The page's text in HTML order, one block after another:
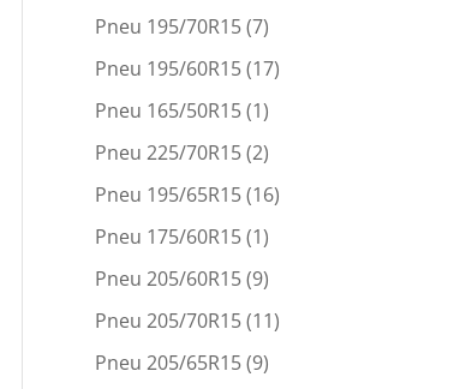
Pneu 195/70R15(7)
Pneu 195/60R15(17)
Pneu 165/50R15(1)
Pneu 225/70R15(2)
Pneu 195/65R15(16)
Pneu 175/60R15(1)
Pneu 205/60R15(9)
Pneu 205/70R15(11)
Pneu 205/65R15(9)